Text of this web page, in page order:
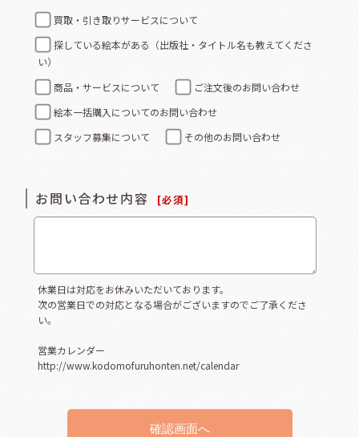
買取・引き取りサービスについて
探している絵本がある（出版社・タイトル名も教えてくださ
い）
商品・サービスについて
ご注文後のお問い合わせ
絵本一括購入についてのお問い合わせ
スタッフ募集について
その他のお問い合わせ
お問い合わせ内容 [必須]
休業日は対応をお休みいただいております。
次の営業日での対応となる場合がございますのでご了承くださ
い。
営業カレンダー
http://www.kodomofuruhonten.net/calendar
確認画面へ